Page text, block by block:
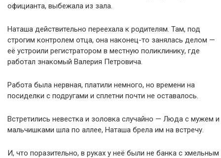
официанта, выбежала из зала.
Наташа действительно переехала к родителям. Там, под
строгим контролем отца, она наконец-то занялась делом —
её устроили регистратором в местную поликлинику, где
работал знакомый Валерия Петровича.
Работа была нервная, платили немного, но времени на
посиделки с подругами и сплетни почти не оставалось.
Встретились невестка и золовка случайно — Люда с мужем и
мальчишками шла по аллее, Наташа брела им на встречу.
И, что поразительно, в руках у неё были не банка с хмельным